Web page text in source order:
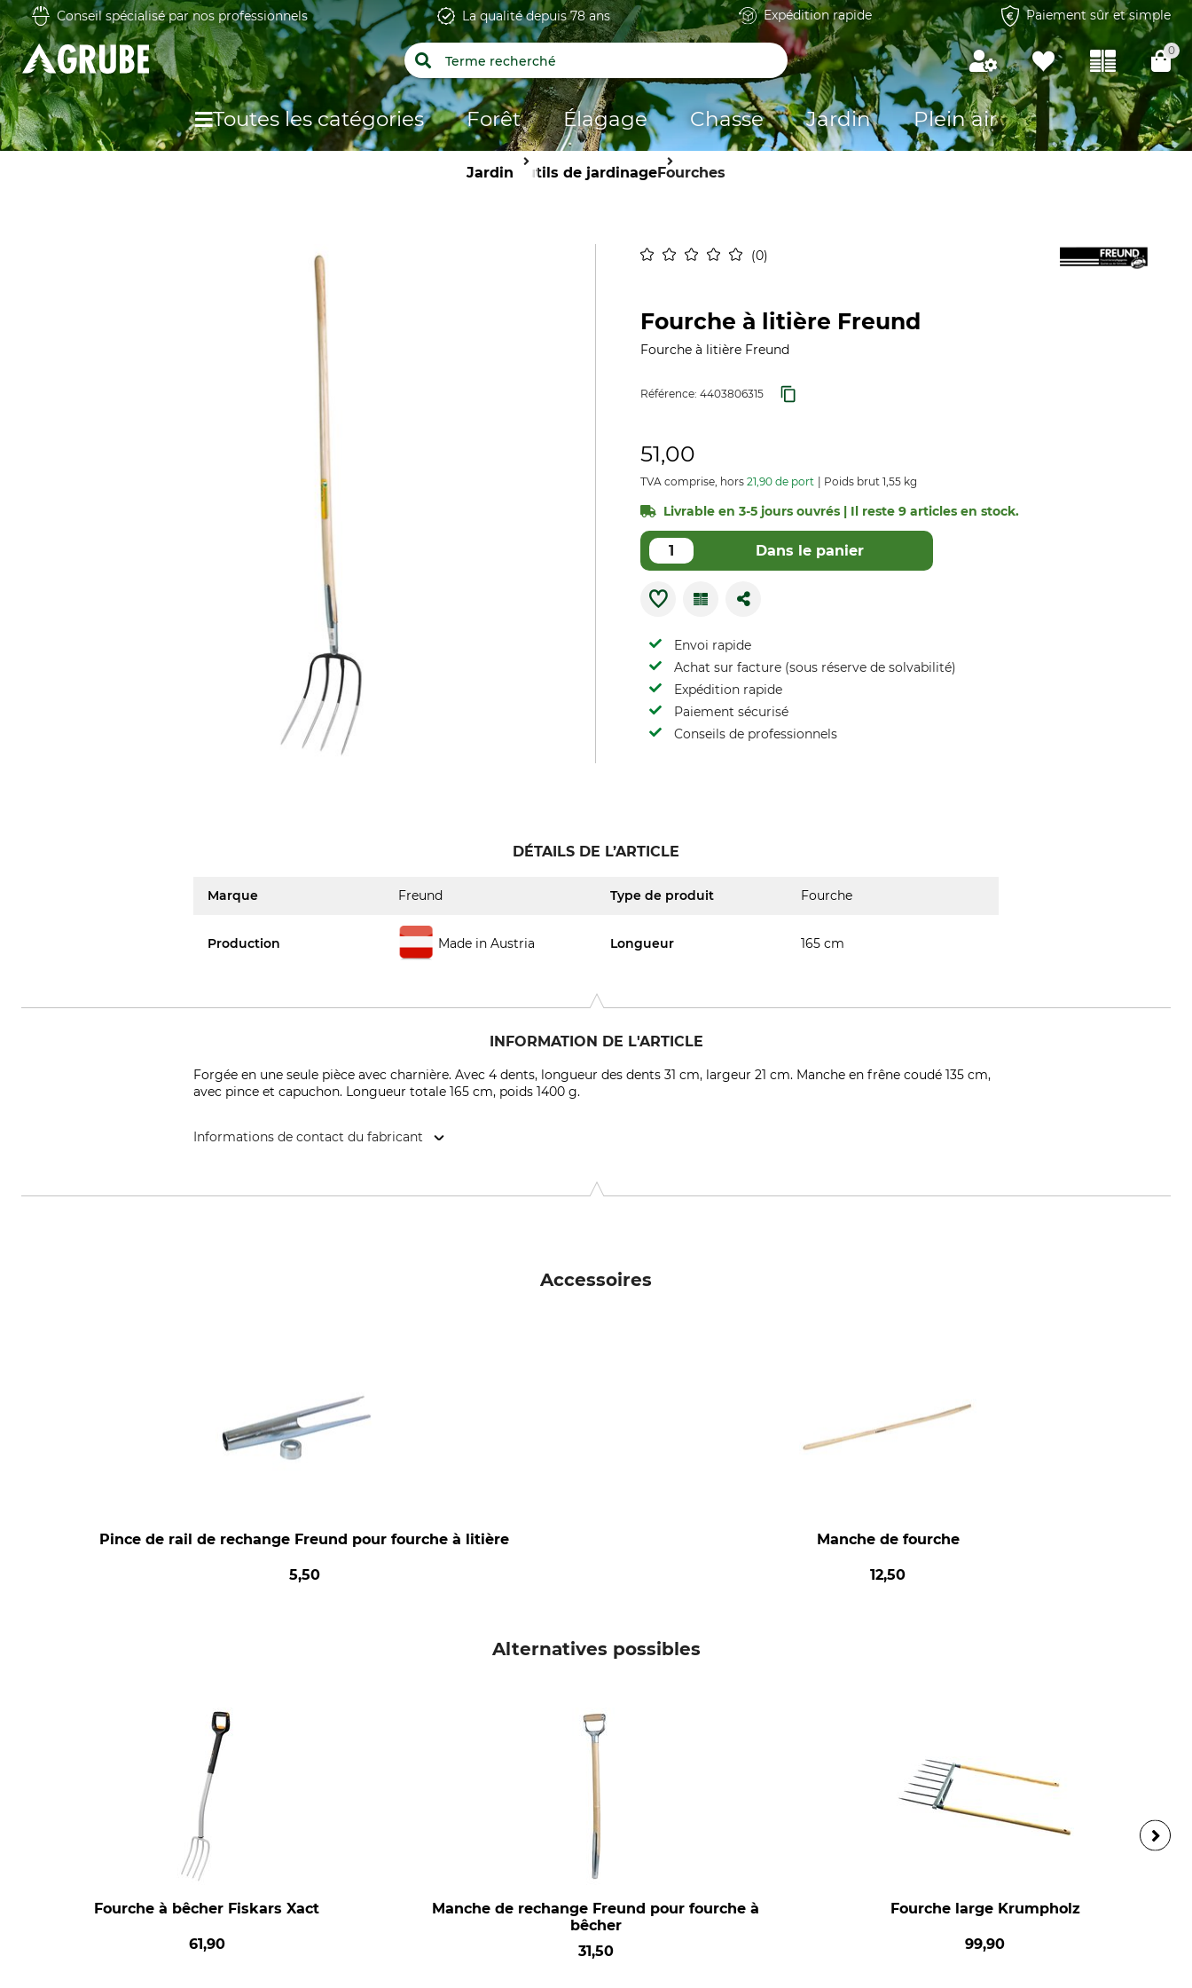
Conseil spécialisé par nos professionnels La qualité depuis 78 ans Expédition rapide Paiement sûr et simple
0
Toutes les catégories Forêt Élagage Chasse Jardin Plein air
Jardin Outils de jardinageFourches
0
Fourche à litière Freund
Fourche à litière Freund
Référence: 4403806315
51,00
TVA comprise, hors 21,90 de port Poids brut 1,55 kg
Livrable en 3-5 jours ouvrés | Il reste 9 articles en stock.
Dans le panier
Envoi rapide
Achat sur facture (sous réserve de solvabilité)
Expédition rapide
Paiement sécurisé
Conseils de professionnels
DÉTAILS DE L’ARTICLE
Marque Freund Type de produit Fourche
Production Made in Austria Longueur 165 cm
INFORMATION DE L'ARTICLE
Forgée en une seule pièce avec charnière. Avec 4 dents, longueur des dents 31 cm, largeur 21 cm. Manche en frêne coudé 135 cm,
avec pince et capuchon. Longueur totale 165 cm, poids 1400 g.
Informations de contact du fabricant
Accessoires
Pince de rail de rechange Freund pour fourche à litière
5,50
Manche de fourche
12,50
Alternatives possibles
Fourche à bêcher Fiskars Xact
61,90
Manche de rechange Freund pour fourche à
bêcher
31,50
Fourche large Krumpholz
99,90